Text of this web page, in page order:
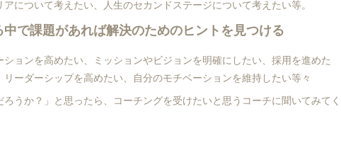
について考えたい、人生のセカンドステージについて考えたい等。
で課題があれば解決のためのヒントを見つける
ョンを高めたい、ミッションやビジョンを明確にしたい、採用を進めた
ーダーシップを高めたい、自分のモチベーションを維持したい等々
うか？」と思ったら、コーチングを受けたいと思うコーチに聞いてみてく